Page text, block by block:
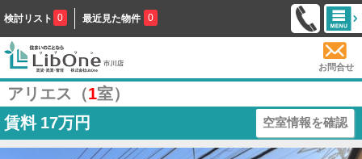
検討リスト 0 最近見た物件 0
お問合せ
アリエス（1室）
賃料 17万円 空室情報を確認